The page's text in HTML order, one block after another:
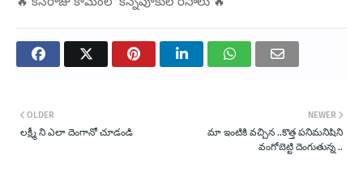
NEWER
మా ఇంటికి వచ్చిన ..కొత్త పనిమనిషిని
వంగోబెట్టి దెంగుతున్న ..
OLDER
లక్ష్మీ ని ఎలా దెంగానో చూడండి